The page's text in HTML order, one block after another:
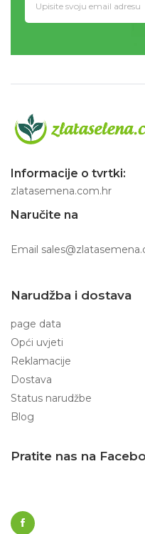
Informacije o tvrtki:
zlatasemena.com.hr
Naručite na
Email
Narudžba i dostava
page data
Opći uvjeti
Reklamacije
Dostava
Status narudžbe
Blog
Pratite nas na